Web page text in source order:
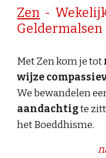
Zen -
Geldermalsen
Met Zen kom je tot
wijze
We bewandelen
aandachtigte
het Boeddhisme.